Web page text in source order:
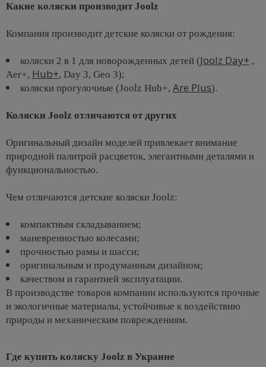
Какие коляски производит Joolz
Компания производит детские коляски от рождения:
коляски 2 в 1 для новорожденных детей (Joolz Day+ ,
Aer+, Hub+, Day 3, Geo 3);
коляски прогулочные (Joolz Hub+, Are Plus).
Коляски Joolz отличаются от других
Оригинальный дизайн моделей привлекает внимание
природной палитрой расцветок, элегантными деталями и
функциональностью.
Чем отличаются детские коляски Joolz:
компактным складыванием;
маневренностью колесами;
прочностью рамы и шасси;
оригинальным и продуманным дизайном;
качеством и гарантией эксплуатации.
В производстве товаров компании используются прочные
и экологичные материалы, устойчивые к воздействию
природы и механическим повреждениям.
Где купить коляску Joolz в Украине